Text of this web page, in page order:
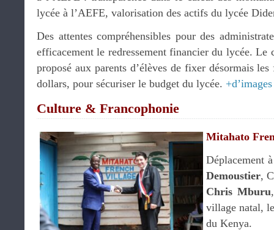
lycée à l’AEFE, valorisation des actifs du lycée
Des attentes compréhensibles pour des
efficacement le redressement financier du lycée. Le
proposé aux parents d’élèves de fixer désormais
dollars, pour sécuriser le budget du lycée. +d’images
Culture & Francophonie
Mitahato
Déplacement
Demoustier,
Chris Mburu
village natal,
du Kenya.